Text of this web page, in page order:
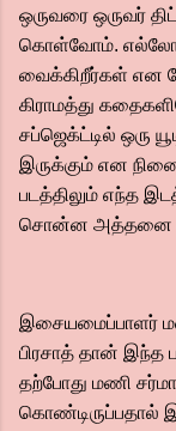
ஒருவரை ஒருவர்
கொள்வோம்.
வைக்கிறீர்கள் என
கிராமத்து
சப்ஜெக்ட்டில் ஒரு
இருக்கும் என
படத்திலும் எந்த
சொன்ன அத்தனை
இசையமைப்பாளர்
பிரசாத் தான் இந்த
தற்போது மணி
கொண்டிருப்பதால்